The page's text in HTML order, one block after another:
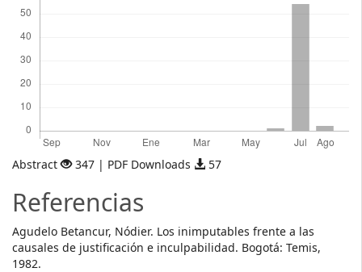
Abstract 347 | PDF Downloads 57
Referencias
Agudelo Betancur, Nódier. Los inimputables frente a las
causales de justificación e inculpabilidad. Bogotá: Temis,
1982.